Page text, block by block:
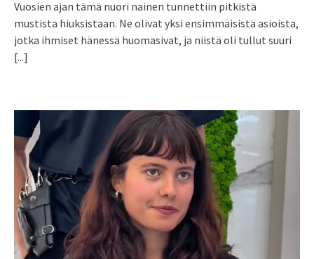
Vuosien ajan tämä nuori nainen tunnettiin pitkistä
mustista hiuksistaan. Ne olivat yksi ensimmäisistä asioista,
jotka ihmiset hänessä huomasivat, ja niistä oli tullut suuri
[...]